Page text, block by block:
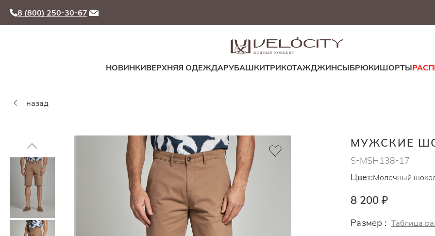
8 (800) 250-30-67
МОДНЫЙ КОНЦЕПТ
НОВИНКИВЕРХНЯЯ ОДЕЖДАРУБАШКИТРИКОТАЖДЖИНСЫБРЮКИШОРТЫ
назад
МУЖСКИЕ
S-MSH138-17
Цвет:Молочный
8 200 ₽
Размер : Таблица